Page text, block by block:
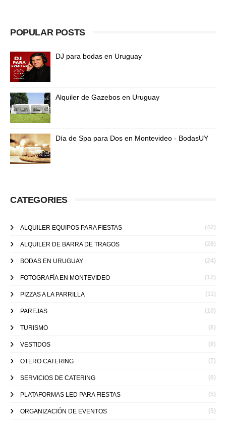
POPULAR POSTS
DJ para bodas en Uruguay
Alquiler de Gazebos en Uruguay
Día de Spa para Dos en Montevideo - BodasUY
CATEGORIES
ALQUILER EQUIPOS PARA FIESTAS (42)
ALQUILER DE BARRA DE TRAGOS (28)
BODAS EN URUGUAY (24)
FOTOGRAFÍA EN MONTEVIDEO (12)
PIZZAS A LA PARRILLA (11)
PAREJAS (10)
TURISMO (8)
VESTIDOS (8)
OTERO CATERING (7)
SERVICIOS DE CATERING (6)
PLATAFORMAS LED PARA FIESTAS (5)
ORGANIZACIÓN DE EVENTOS (5)